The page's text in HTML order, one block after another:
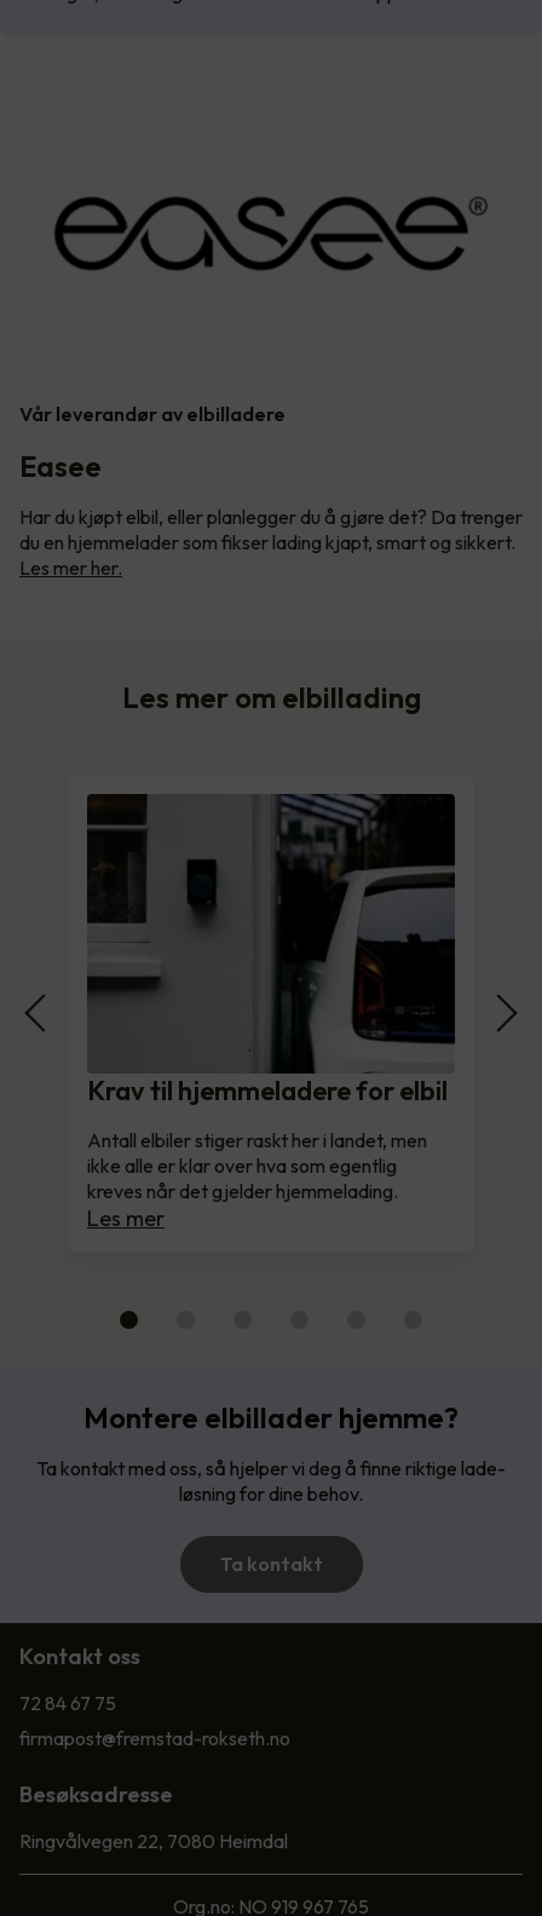
Vår leverandør av elbilladere
Easee
Har du kjøpt elbil, eller planlegger du å gjøre det? Da trenger
du en hjemmelader som fikser lading kjapt, smart og sikkert.
Les mer her.
Les mer om elbillading
Krav til hjemmeladere for elbil
Antall elbiler stiger raskt her i landet, men
ikke alle er klar over hva som egentlig
kreves når det gjelder hjemmelading.
Les mer
Montere elbillader hjemme?
Ta kontakt med oss, så hjelper vi deg å finne riktige lade-
løsning for dine behov.
Ta kontakt
Kontakt oss
72 84 67 75
firmapost@fremstad-rokseth.no
Besøksadresse
Ringvålvegen 22, 7080 Heimdal
Org.no: NO 919 967 765